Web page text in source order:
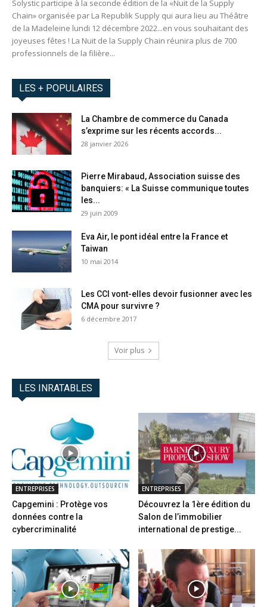
Solystic participe à la seconde édition de la «Nuit de la Supply
Chain» organisée par La Republik Supply qui aura lieu au Théâtre
de la Madeleine lundi 12 décembre 2022...en vous souhaitant des
joyeuses fêtes ! La Nuit de la Supply Chain réunira plus de 700
professionnels de la filière...
LES + POPULAIRES
La Chambre de commerce du Canada
s’exprime sur les récents accords...
28 janvier 2026
Pierre Mirabaud, Association suisse des
banquiers: « La Suisse communique toutes
les...
29 juin 2009
Eva Air, le pont idéal entre la France et
Taiwan
10 mai 2014
Les CCI vont-elles devoir fusionner avec les
CMA pour survivre ?
6 décembre 2017
Voir plus
LES INRATABLES
ENTREPRISES
Capgemini : Protège vos
données contre la
cybercriminalité
ENTREPRISES
Découvrez la 1ère édition du
Salon de l’immobilier
international de prestige...